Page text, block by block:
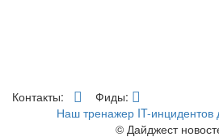
Контакты:
Фиды:
Наш тренажер IT-инцидентов
© Дайджест